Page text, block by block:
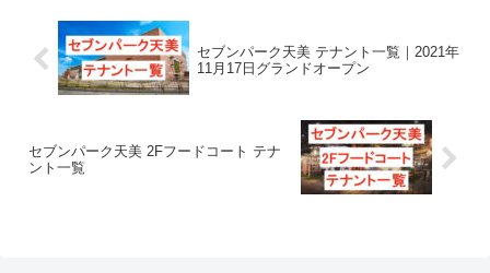
セブンパーク天美 テナント一覧｜2021年
11月17日グランドオープン
セブンパーク天美 2Fフードコート テナ
ント一覧